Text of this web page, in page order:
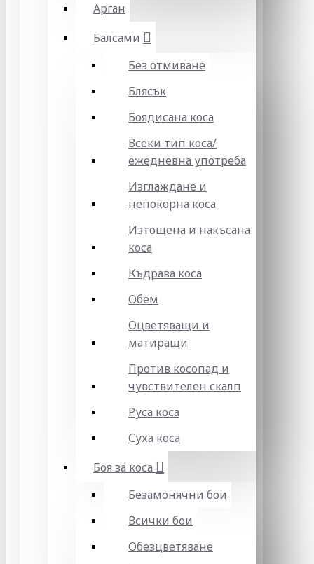
Арган
Балсами
Без отмиване
Блясък
Боядисана коса
Всеки тип коса/
ежедневна употреба
Изглаждане и
непокорна коса
Изтощена и накъсана
коса
Къдрава коса
Обем
Оцветяващи и
матиращи
Против косопад и
чувствителен скалп
Руса коса
Суха коса
Боя за коса
Безамонячни бои
Всички бои
Обезцветяване